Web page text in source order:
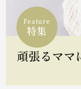
Feature
特集
頑張るママ